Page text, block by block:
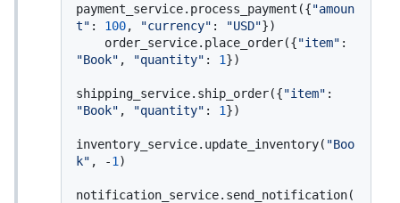
payment_service.process_payment({"amoun
t" : 100, "currency" : "USD"})
    order_service.place_order({
"item"
"Book" , "quantity" : 1})
shipping_service.ship_order({"item"
"Book" , "quantity" : 1})
inventory_service.update_inventory( "Boo
k" , -1 )
notification_service.send_notification(